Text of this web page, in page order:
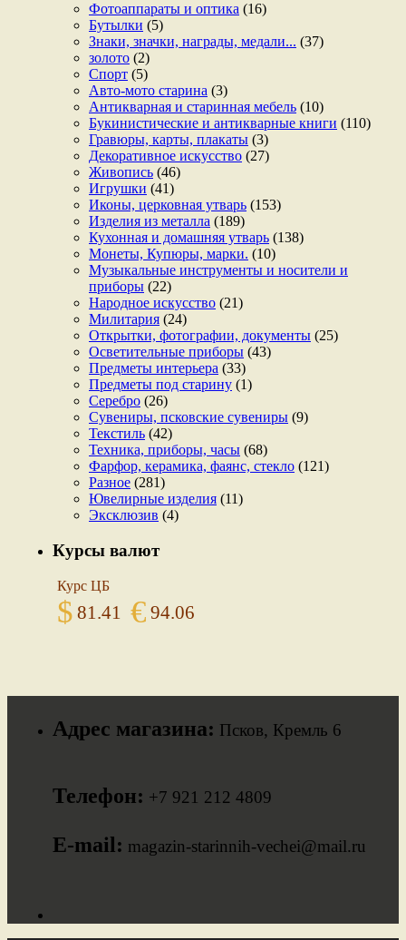
Фотоаппараты и оптика (16)
Бутылки (5)
Знаки, значки, награды, медали... (37)
золото (2)
Спорт (5)
Авто-мото старина (3)
Антикварная и старинная мебель (10)
Букинистические и антикварные книги (110)
Гравюры, карты, плакаты (3)
Декоративное искусство (27)
Живопись (46)
Игрушки (41)
Иконы, церковная утварь (153)
Изделия из металла (189)
Кухонная и домашняя утварь (138)
Монеты, Купюры, марки. (10)
Музыкальные инструменты и носители и
приборы (22)
Народное искусство (21)
Милитария (24)
Открытки, фотографии, документы (25)
Осветительные приборы (43)
Предметы интерьера (33)
Предметы под старину (1)
Серебро (26)
Сувениры, псковские сувениры (9)
Текстиль (42)
Техника, приборы, часы (68)
Фарфор, керамика, фаянс, стекло (121)
Разное (281)
Ювелирные изделия (11)
Эксклюзив (4)
Курсы валют
Курс ЦБ
$ 81.41 € 94.06
Адрес магазина: Псков, Кремль 6
Телефон: +7 921 212 4809
E-mail: magazin-starinnih-vechei@mail.ru